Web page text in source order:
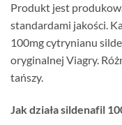
Produkt jest
standardami jakości.
100mg cytrynianu
oryginalnej Viagry.
tańszy.
Jak działa sildenafil